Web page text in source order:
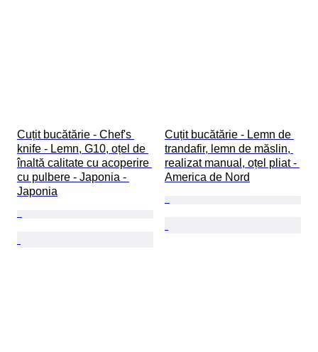
Cuțit bucătărie - Chef's
knife - Lemn, G10, oțel de
înaltă calitate cu acoperire
cu pulbere - Japonia -
Japonia
Cuțit bucătărie - Lemn de
trandafir, lemn de măslin,
realizat manual, oțel pliat -
America de Nord